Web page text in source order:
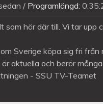
Programlängd:
hör där till. Vi tar upp
Sverige köpa sig fri
aktuella och berör många.
- SSU TV-Teamet